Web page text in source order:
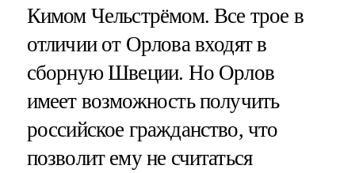
Кимом Чельстрёмом. Все трое в
отличии от Орлова входят в
сборную Швеции. Но Орлов
имеет возможность получить
российское гражданство, что
позволит ему не считаться